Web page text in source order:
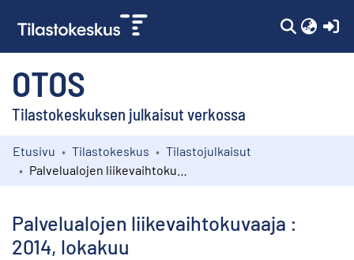
OTOS
Tilastokeskuksen julkaisut verkossa
Kokoelmat
Etusivu Tilastokeskus
Tilastojulkaisut
Palvelualojen liikevaihtokuvaaja :
2014, lokakuu